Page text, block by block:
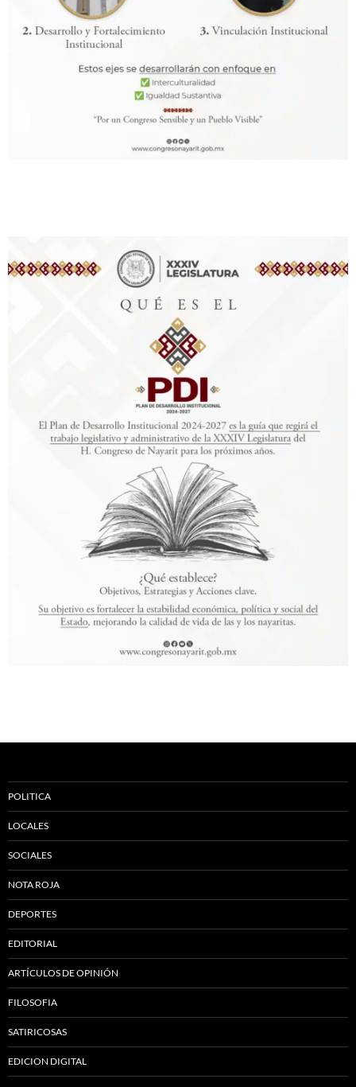
POLITICA
LOCALES
SOCIALES
NOTA ROJA
DEPORTES
EDITORIAL
ARTÍCULOS DE OPINIÓN
FILOSOFIA
SATIRICOSAS
EDICION DIGITAL